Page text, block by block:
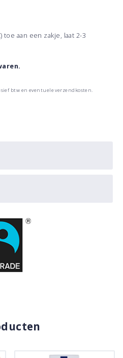
toe aan een zakje, laat 2-3
btw en eventuele verzendkosten.